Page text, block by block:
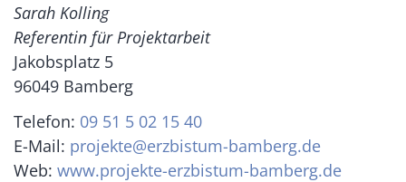
Sarah Kolling
Referentin für Projektarbeit
Jakobsplatz 5
96049 Bamberg
Telefon: 09 51 5 02 15 40
E-Mail: projekte@erzbistum-bamberg.de
Web: www.projekte-erzbistum-bamberg.de